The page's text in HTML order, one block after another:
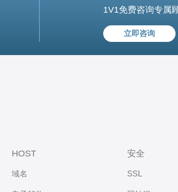
1V1免费咨询专属
立即咨询
HOST
域名
安全
SSL